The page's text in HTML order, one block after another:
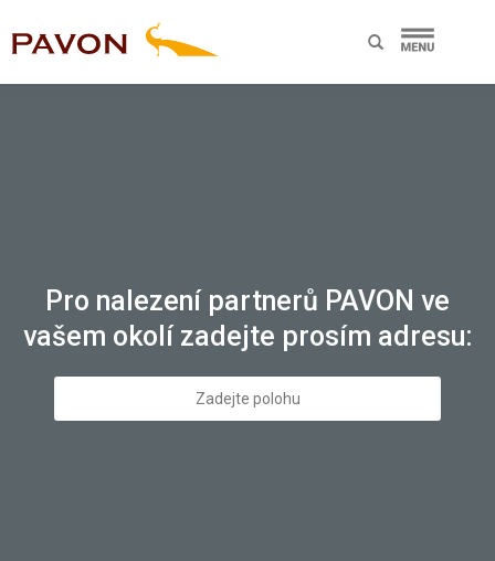
Pro nalezení partnerů PAVON ve
vašem okolí zadejte prosím adresu: